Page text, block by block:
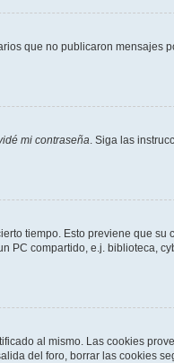
que no publicaron mensajes
mi contraseña. Siga las
tiempo. Esto previene que su
PC compartido, e.j. biblioteca,
al mismo. Las cookies
del foro, borrar las cookies